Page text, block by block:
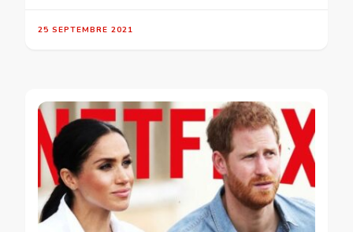
25 SEPTEMBRE 2021